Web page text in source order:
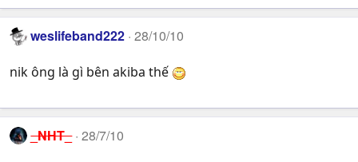
weslifeband222 28/10/10
nik ông là gì bên akiba thế
_NHT_ 28/7/10